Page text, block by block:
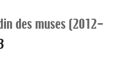
des muses (2012-